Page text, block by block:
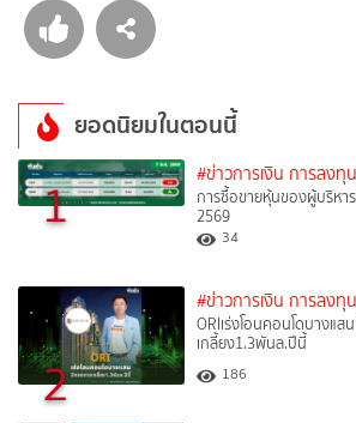
ยอดนิยมในตอนนี้
1 #ข่าวการเงิน การลงทุน
การซื้อขายหุ้นของผู้บริหา
2569
34
2
#ข่าวการเงิน การลงทุน
ORIเร่งโอนคอนโดบางแส
เกลี้ยง1.3พันล.ปีนี้
186